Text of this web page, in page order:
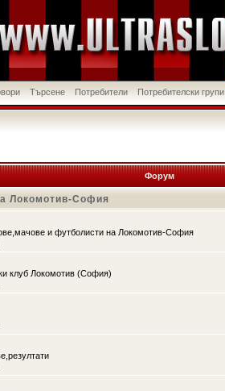
Търсене Потребители Потребителски групи
Форум
Локомотив-София
и футболисти на Локомотив-София
клуб Локомотив (София)